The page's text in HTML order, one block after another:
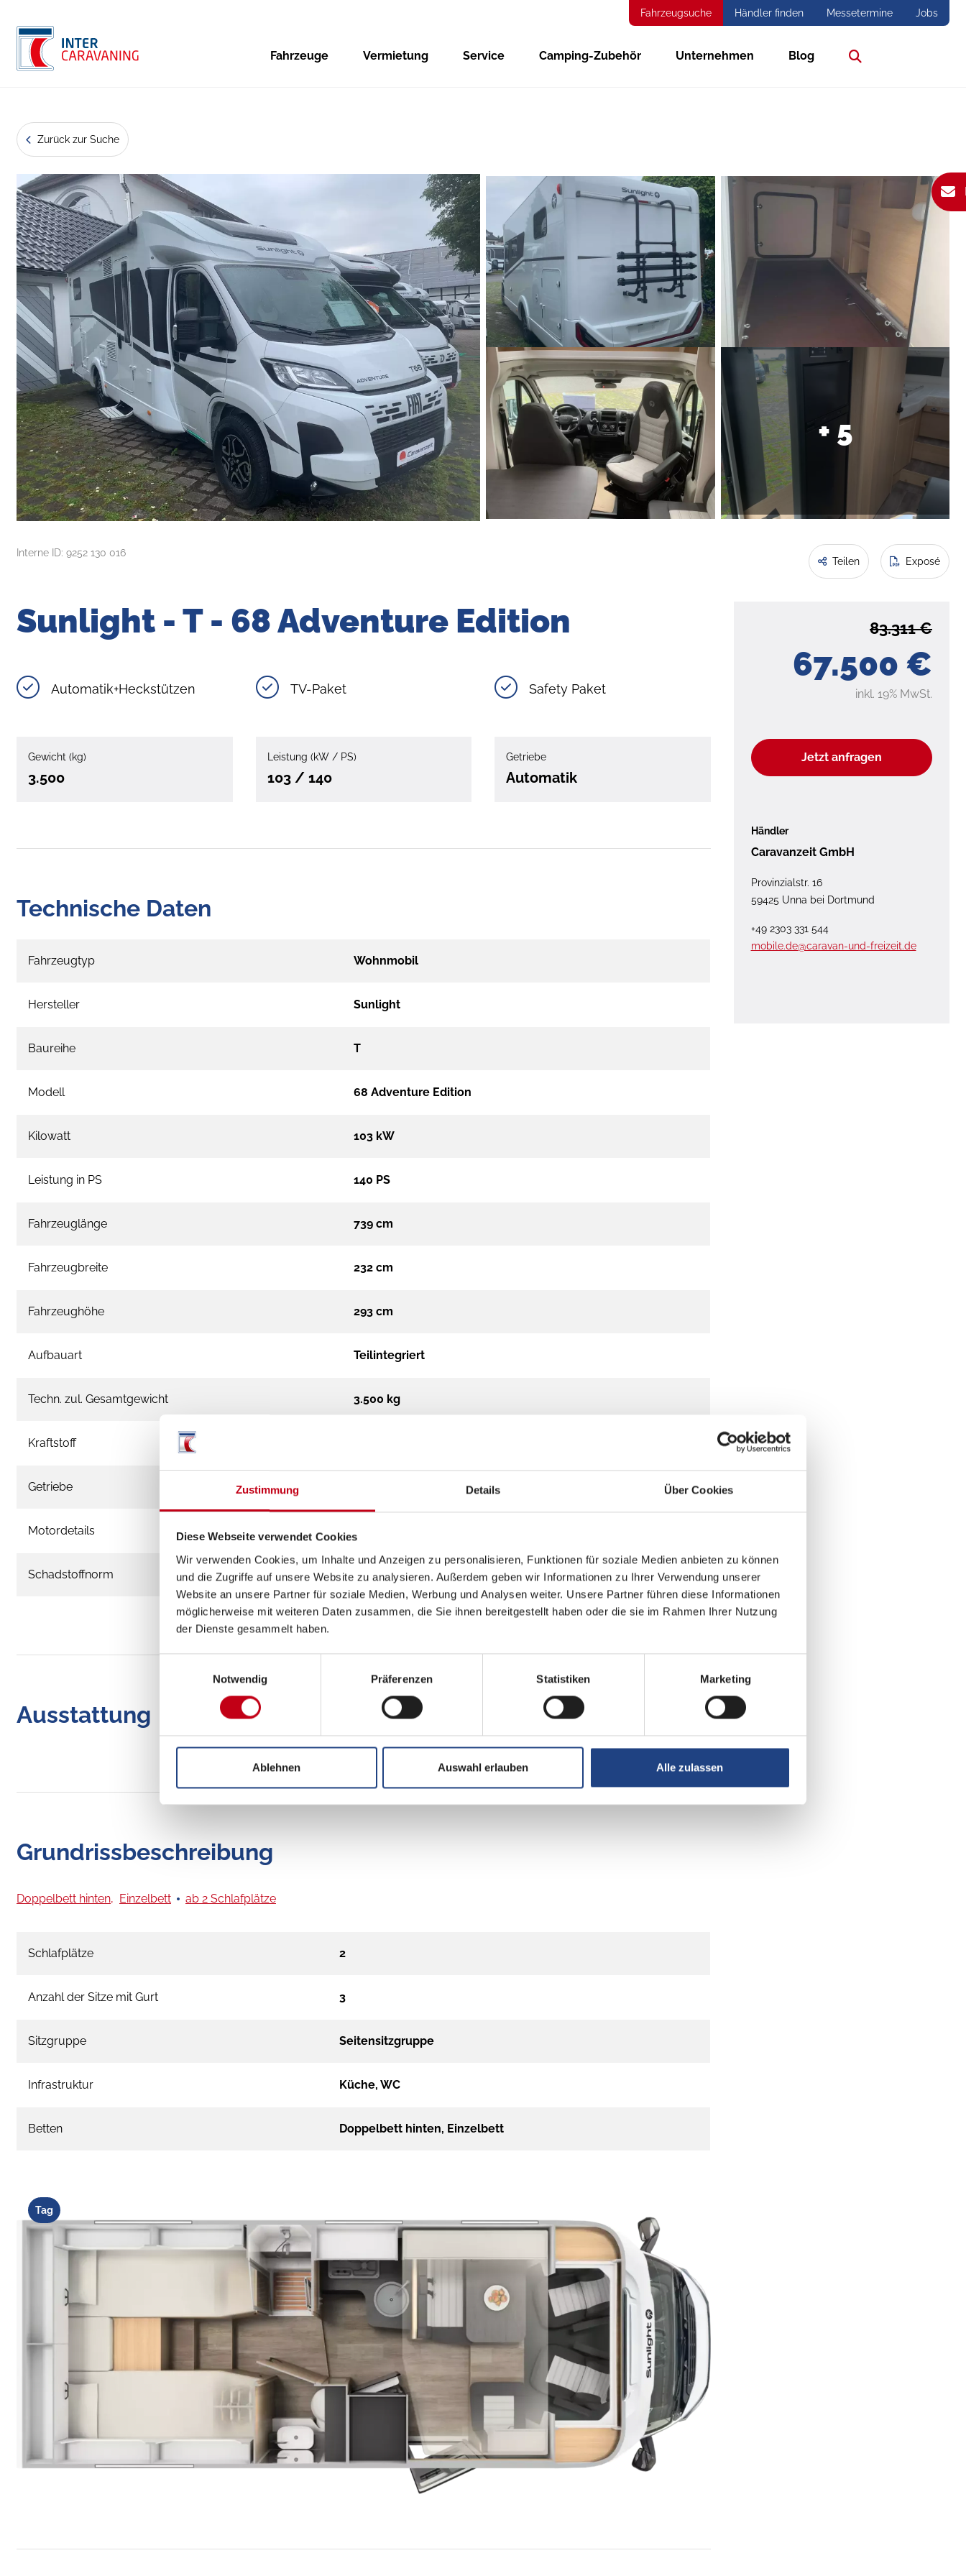
Zustimmung Details Über Cookies
Diese Webseite verwendet Cookies
Wir verwenden Cookies, um Inhalte und Anzeigen zu personalisieren, Funktionen für soziale Medien anbieten zu können
und die Zugriffe auf unsere Website zu analysieren. Außerdem geben wir Informationen zu Ihrer Verwendung unserer
Website an unsere Partner für soziale Medien, Werbung und Analysen weiter. Unsere Partner führen diese Informationen
möglicherweise mit weiteren Daten zusammen, die Sie ihnen bereitgestellt haben oder die sie im Rahmen Ihrer Nutzung
der Dienste gesammelt haben.
Notwendig
Präferenzen Statistiken Marketing
Ablehnen Auswahl erlauben Alle zulassen
Fahrzeugsuche Händler finden Messetermine Jobs
Fahrzeuge Vermietung Service Camping-Zubehör Unternehmen Blog
Zurück zur Suche
+ 5
Interne ID: 9252 130 016
Teilen Exposé
67.500 €
83.311 €
inkl. 19% MwSt.
Jetzt anfragen
Händler
Caravanzeit GmbH
Provinzialstr. 16
59425 Unna bei Dortmund
+49 2303 331 544
mobile.de@caravan-und-freizeit.de
Sunlight - T - 68 Adventure Edition
Automatik+Heckstützen TV-Paket Safety Paket
Gewicht (kg)
3.500
Leistung (kW / PS)
103 / 140
Getriebe
Automatik
Technische Daten
Fahrzeugtyp Wohnmobil
Hersteller Sunlight
Baureihe T
Modell 68 Adventure Edition
Kilowatt 103 kW
Leistung in PS 140 PS
Fahrzeuglänge 739 cm
Fahrzeugbreite 232 cm
Fahrzeughöhe 293 cm
Aufbauart Teilintegriert
Techn. zul. Gesamtgewicht 3.500 kg
Kraftstoff
Getriebe
Motordetails
Schadstoffnorm Euro 6e
Ausstattung
Grundrissbeschreibung
Doppelbett hinten, Einzelbett ab 2 Schlafplätze
Schlafplätze 2
Anzahl der Sitze mit Gurt 3
Sitzgruppe Seitensitzgruppe
Infrastruktur Küche, WC
Betten Doppelbett hinten, Einzelbett
Tag